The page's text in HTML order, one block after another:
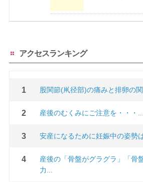
アクセスランキング
股関節(鼡径部)の痛みと排卵の関
産後のむくみにご注意を・・・...
安産になるために妊娠中の姿勢
産後の「骨盤がグラグラ」「骨
力...